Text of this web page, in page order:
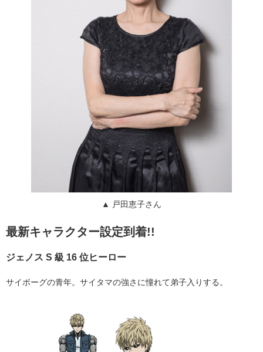
▲ 戸田恵子さん
最新キャラクター設定到着!!
ジェノス S 級 16 位ヒーロー
サイボーグの青年。サイタマの強さに憧れて弟子入りする。